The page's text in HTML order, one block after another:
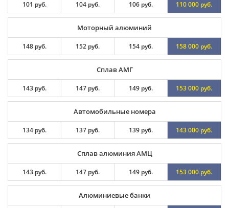
101 руб. 104 руб. 106 руб. 110 000 руб.
Моторный алюминий
148 руб. 152 руб. 154 руб. 158 000 руб.
Сплав АМГ
143 руб. 147 руб. 149 руб. 153 000 руб.
Автомобильные номера
134 руб. 137 руб. 139 руб. 143 000 руб.
Сплав алюминия АМЦ
143 руб. 147 руб. 149 руб. 153 000 руб.
Алюминиевые банки